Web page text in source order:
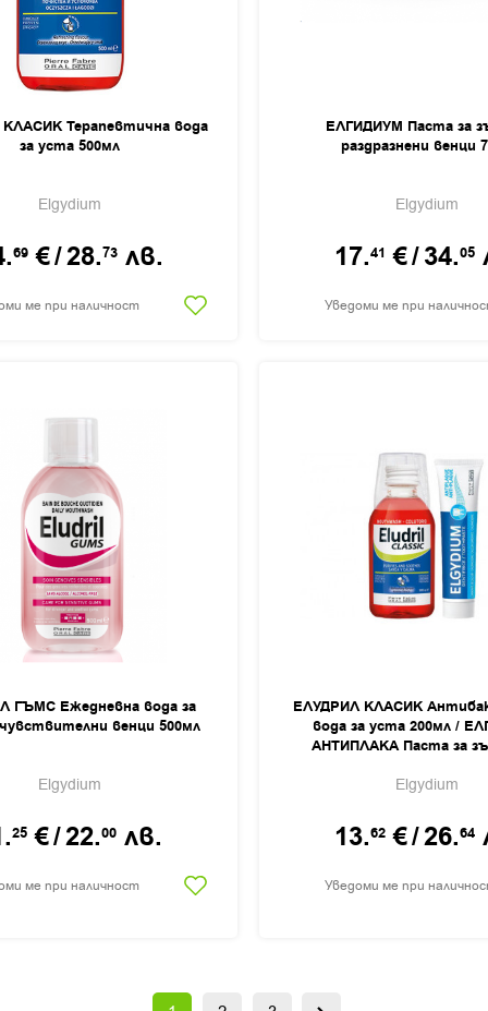
Терапевтична вода
за уста 500мл
Elgydium
69 €/28.73 лв.
ме при наличност
ЕЛГИДИУМ Паста за
раздразнени венци
Elgydium
17.41 €/34.05
Уведоми ме при
ГЪМС Ежедневна вода за
венци 500мл
Elgydium
25 €/22.00 лв.
ме при наличност
ЕЛУДРИЛ КЛАСИК
вода за уста 200мл /
АНТИПЛАКА Паста за
Elgydium
13.62 €/26.64
Уведоми ме при